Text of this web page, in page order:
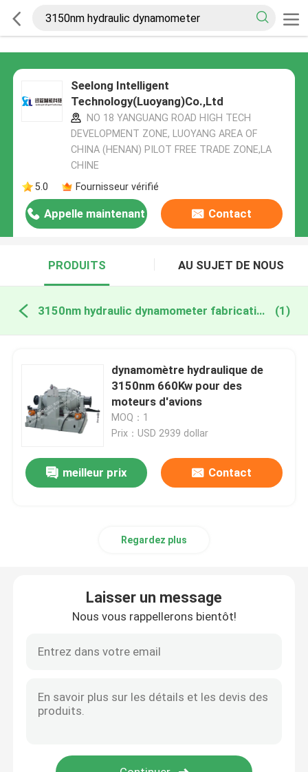
Seelong Intelligent
Technology(Luoyang)Co.,Ltd
NO 18 YANGUANG ROAD HIGH TECH
DEVELOPMENT ZONE, LUOYANG AREA OF
CHINA (HENAN) PILOT FREE TRADE ZONE,LA
CHINE
5.0
Fournisseur vérifié
Appelle maintenant Contact
PRODUITS AU SUJET DE NOUS
3150nm hydraulic dynamometer fabrication en ligne (1)
dynamomètre hydraulique de
3150nm 660Kw pour des
moteurs d'avions
MOQ：1
Prix：USD 2939 dollar
meilleur prix Contact
Regardez plus
Laisser un message
Nous vous rappellerons bientôt!